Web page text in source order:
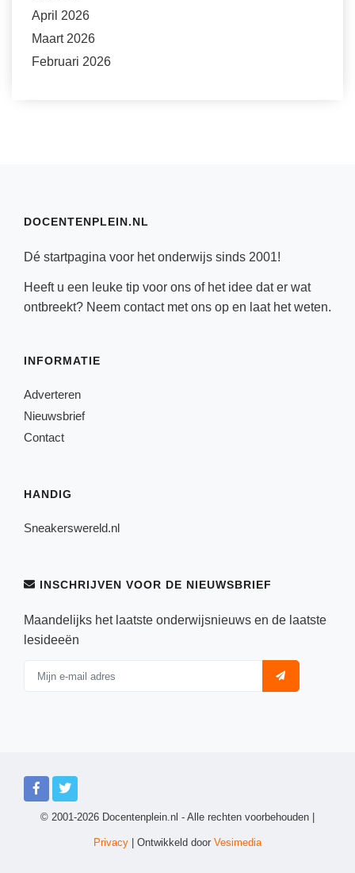
April 2026
Maart 2026
Februari 2026
DOCENTENPLEIN.NL
Dé startpagina voor het onderwijs sinds 2001!
Heeft u een leuke tip voor ons of het idee dat er wat
ontbreekt? Neem contactmet ons op en laat het weten.
INFORMATIE
Adverteren
Nieuwsbrief
Contact
HANDIG
Sneakerswereld.nl
INSCHRIJVEN VOOR DE NIEUWSBRIEF
Maandelijks het laatste onderwijsnieuws en de laatste
lesideeën
© 2001-2026 Docentenplein.nl - Alle rechten voorbehouden |
Privacy | Ontwikkeld door Vesimedia